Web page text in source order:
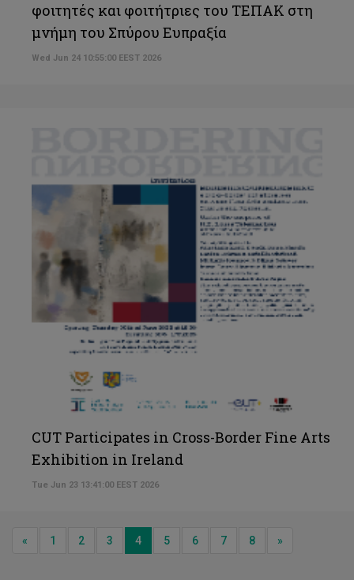
φοιτητές και φοιτήτριες του ΤΕΠΑΚ στη
μνήμη του Σπύρου Ευπραξία
Wed Jun 24 10:55:00 EEST 2026
CUT Participates in Cross-Border Fine Arts
Exhibition in Ireland
Tue Jun 23 13:41:00 EEST 2026
« Previous
1 2 3 4 5 6 7 8 »